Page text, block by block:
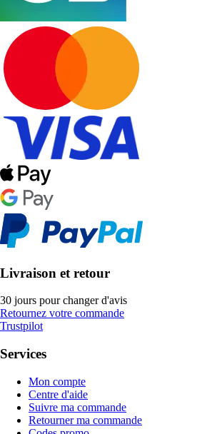
Livraison et retour
30 jours pour changer d'avis
Retournez votre commande
Trustpilot
Services
Mon compte
Centre d'aide
Suivre ma commande
Retourner ma commande